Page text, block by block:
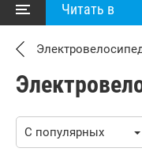
Читать в